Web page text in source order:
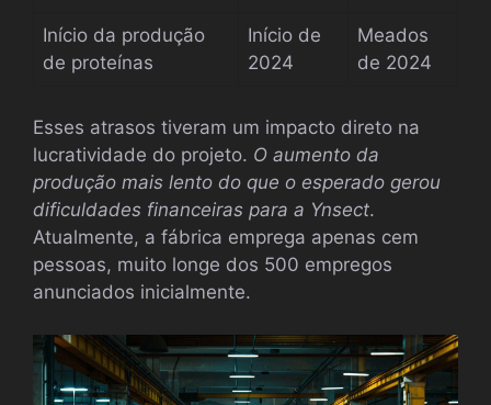
Início da produção
de proteínas
Início de
2024
Meados
de 2024
Esses atrasos tiveram um impacto direto na
lucratividade do projeto. O aumento da
produção mais lento do que o esperado gerou
dificuldades financeiras para a Ynsect.
Atualmente, a fábrica emprega apenas cem
pessoas, muito longe dos 500 empregos
anunciados inicialmente.